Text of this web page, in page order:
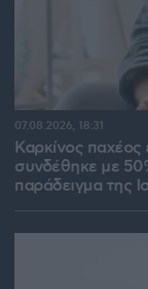
Καρκίνος
συνδέθηκε με
παράδειγμα της
07.08.2026, 18:31